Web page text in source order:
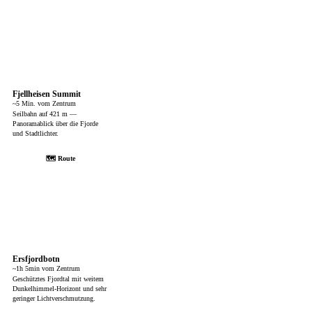
Fjellheisen Summit
~5 Min. vom Zentrum
Seilbahn auf 421 m —
Panoramablick über die Fjorde
und Stadtlichter.
🗺 Route
Ersfjordbotn
~1h 5min vom Zentrum
Geschütztes Fjordtal mit weitem
Dunkelhimmel-Horizont und sehr
geringer Lichtverschmutzung.